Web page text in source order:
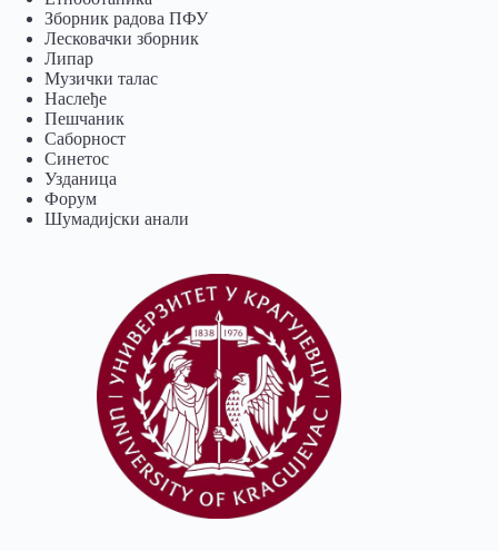
Зборник радова ПФУ
Лесковачки зборник
Липар
Музички талас
Наслеђе
Пешчаник
Саборност
Синетос
Узданица
Форум
Шумадијски анали